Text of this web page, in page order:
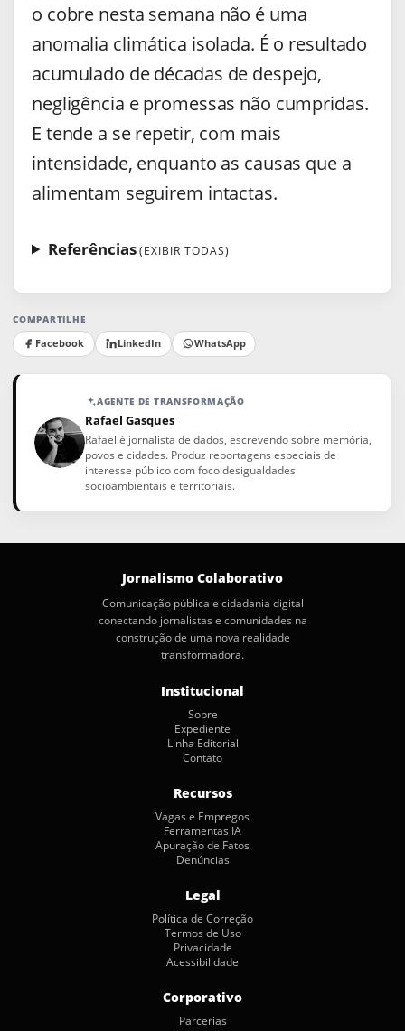
o cobre nesta semana não é uma
anomalia climática isolada. É o resultado
acumulado de décadas de despejo,
negligência e promessas não cumpridas.
E tende a se repetir, com mais
intensidade, enquanto as causas que a
alimentam seguirem intactas.
Referências(EXIBIR TODAS)
COMPARTILHE
Facebook LinkedIn WhatsApp
AGENTE DE TRANSFORMAÇÃO
Rafael Gasques
Rafael é jornalista de dados, escrevendo sobre memória,
povos e cidades. Produz reportagens especiais de
interesse público com foco desigualdades
socioambientais e territoriais.
Jornalismo Colaborativo
Comunicação pública e cidadania digital
conectando jornalistas e comunidades na
construção de uma nova realidade
transformadora.
Institucional
Sobre
Expediente
Linha Editorial
Contato
Recursos
Vagas e Empregos
Ferramentas IA
Apuração de Fatos
Denúncias
Legal
Política de Correção
Termos de Uso
Privacidade
Acessibilidade
Corporativo
Parcerias